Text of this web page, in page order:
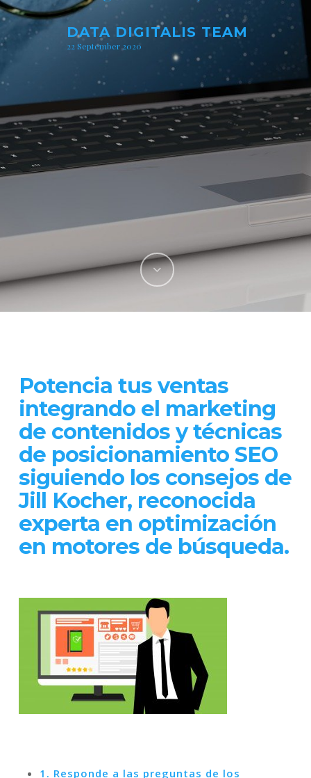
DATA DIGITALIS TEAM
22 September 2020
Potencia tus ventas
integrando el marketing
de contenidos y técnicas
de posicionamiento SEO
siguiendo los consejos de
Jill Kocher, reconocida
experta en optimización
en motores de búsqueda.
1. Responde a las preguntas de los